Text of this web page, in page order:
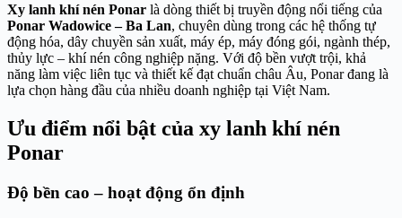
Xy lanh khí nén Ponar là dòng thiết bị truyền động nổi tiếng của
Ponar Wadowice – Ba Lan, chuyên dùng trong các hệ thống tự
động hóa, dây chuyền sản xuất, máy ép, máy đóng gói, ngành thép,
thủy lực – khí nén công nghiệp nặng. Với độ bền vượt trội, khả
năng làm việc liên tục và thiết kế đạt chuẩn châu Âu, Ponar đang là
lựa chọn hàng đầu của nhiều doanh nghiệp tại Việt Nam.
Ưu điểm nổi bật của xy lanh khí nén
Ponar
Độ bền cao – hoạt động ổn định